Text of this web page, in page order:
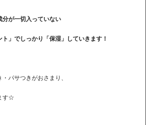
分が一切入っていない
ト」でしっかり「保湿」していきます！
パサつきがおさまり、
す☆